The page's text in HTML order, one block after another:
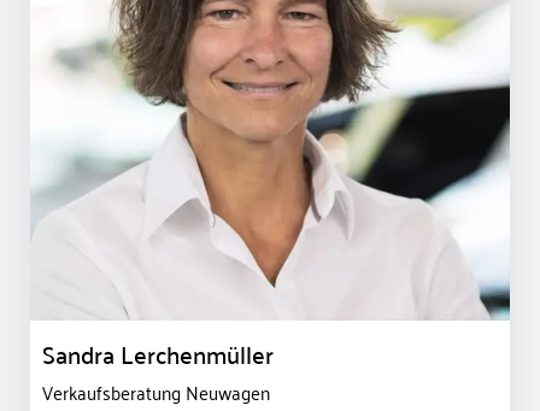
Sandra Lerchenmüller
Verkaufsberatung Neuwagen